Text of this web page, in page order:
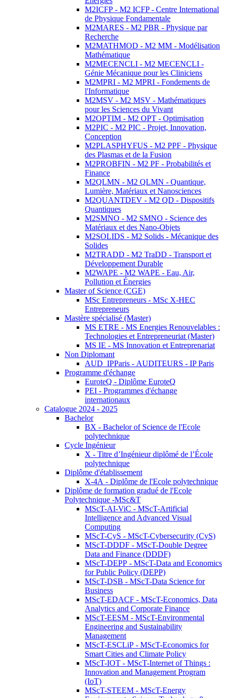
M2ICFP - M2 ICFP - Centre International
de Physique Fondamentale
M2MARES - M2 PBR - Physique par
Recherche
M2MATHMOD - M2 MM - Modélisation
Mathématique
M2MECENCLI - M2 MECENCLI -
Génie Mécanique pour les Cliniciens
M2MPRI - M2 MPRI - Fondements de
l'Informatique
M2MSV - M2 MSV - Mathématiques
pour les Sciences du Vivant
M2OPTIM - M2 OPT - Optimisation
M2PIC - M2 PIC - Projet, Innovation,
Conception
M2PLASPHYFUS - M2 PPF - Physique
des Plasmas et de la Fusion
M2PROBFIN - M2 PF - Probabilités et
Finance
M2QLMN - M2 QLMN - Quantique,
Lumière, Matériaux et Nanosciences
M2QUANTDEV - M2 QD - Dispositifs
Quantiques
M2SMNO - M2 SMNO - Science des
Matériaux et des Nano-Objets
M2SOLIDS - M2 Solids - Mécanique des
Solides
M2TRADD - M2 TraDD - Transport et
Développement Durable
M2WAPE - M2 WAPE - Eau, Air,
Pollution et Énergies
Master of Science (CGE)
MSc Entrepreneurs - MSc X-HEC
Entrepreneurs
Mastère spécialisé (Master)
MS ETRE - MS Energies Renouvelables :
Technologies et Entrepreneuriat (Master)
MS IE - MS Innovation et Entreprenariat
Non Diplomant
AUD_IPParis - AUDITEURS - IP Paris
Programme d'échange
EuroteQ - Diplôme EuroteQ
PEI - Programmes d'échange
internationaux
Catalogue 2024 - 2025
Bachelor
BX - Bachelor of Science de l'Ecole
polytechnique
Cycle Ingénieur
X - Titre d’Ingénieur diplômé de l’École
polytechnique
Diplôme d'établissement
X-4A - Diplôme de l'Ecole polytechnique
Diplôme de formation gradué de l'Ecole
Polytechnique -MSc&T
MScT-AI-ViC - MScT-Artificial
Intelligence and Advanced Visual
Computing
MScT-CyS - MScT-Cybersecurity (CyS)
MScT-DDDF - MScT-Double Degree
Data and Finance (DDDF)
MScT-DEPP - MScT-Data and Economics
for Public Policy (DEPP)
MScT-DSB - MScT-Data Science for
Business
MScT-EDACF - MScT-Economics, Data
Analytics and Corporate Finance
MScT-EESM - MScT-Environmental
Engineering and Sustainability
Management
MScT-ESCLiP - MScT-Economics for
Smart Cities and Climate Policy
MScT-IOT - MScT-Internet of Things :
Innovation and Management Program
(IoT)
MScT-STEEM - MScT-Energy